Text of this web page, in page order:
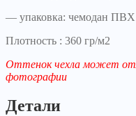
— упаковка: чемодан ПВХ
Плотность : 360 гр/м2
Оттенок чехла может
фотографии
Детали